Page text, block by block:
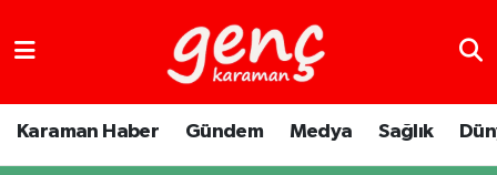
Karaman Haber Gündem Medya Sağlık